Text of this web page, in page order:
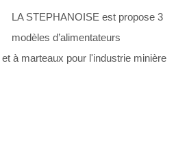
LA STEPHANOISE est propose 3
modèles d’alimentateurs
à marteaux pour l'industrie minière